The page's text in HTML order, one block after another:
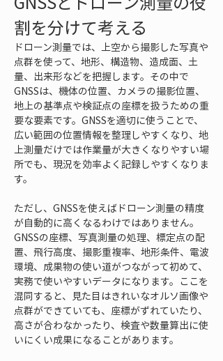
割を分けて考える
ドローン測量では、上空から撮影した写真や
点群を使って、地形、構造物、造成面、土
量、出来形などを把握します。その中で
GNSSは、機体の位置、カメラの撮影位置、
地上の基準点や検証点の座標を扱うための重
要な要素です。GNSSを適切に使うことで、
広い範囲の位置情報を整理しやすくなり、地
上測量だけでは作業量が大きくなりやすい場
所でも、現況を効率よく記録しやすくなりま
す。
ただし、GNSSを使えばドローン測量の精度
が自動的に高くなるわけではありません。
GNSSの座標、写真測量の処理、標定点の配
置、飛行高度、撮影重複率、地形条件、電波
環境、成果物の使い道がつながって初めて、
実務で使いやすいデータになります。ここを
混同すると、見た目はきれいなオルソ画像や
点群ができていても、座標がずれていたり、
高さが合わなかったり、検査や数量算出に使
いにくい成果になることがあります。